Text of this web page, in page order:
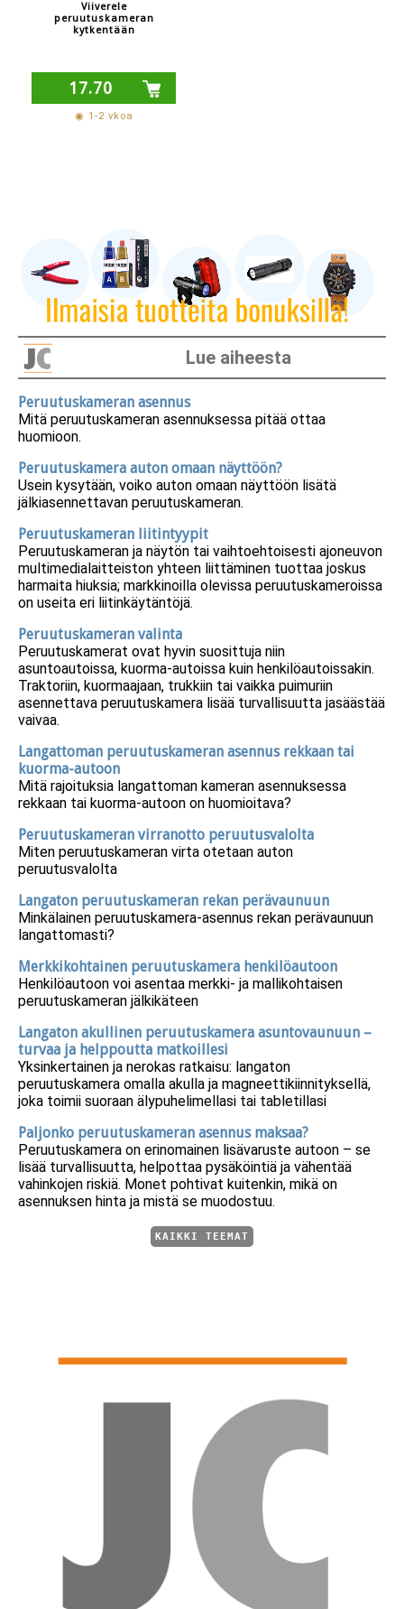
Viiverele
peruutuskameran
kytkentään
17.70
◉ 1-2 vkoa
Lue aiheesta
Peruutuskameran asennus
Mitä peruutuskameran asennuksessa pitää ottaa
huomioon.
Peruutuskamera auton omaan näyttöön?
Usein kysytään, voiko auton omaan näyttöön lisätä
jälkiasennettavan peruutuskameran.
Peruutuskameran liitintyypit
Peruutuskameran ja näytön tai vaihtoehtoisesti ajoneuvon
multimedialaitteiston yhteen liittäminen tuottaa joskus
harmaita hiuksia; markkinoilla olevissa peruutuskameroissa
on useita eri liitinkäytäntöjä.
Peruutuskameran valinta
Peruutuskamerat ovat hyvin suosittuja niin
asuntoautoissa, kuorma-autoissa kuin henkilöautoissakin.
Traktoriin, kuormaajaan, trukkiin tai vaikka puimuriin
asennettava peruutuskamera lisää turvallisuutta jasäästää
vaivaa.
Langattoman peruutuskameran asennus rekkaan tai
kuorma-autoon
Mitä rajoituksia langattoman kameran asennuksessa
rekkaan tai kuorma-autoon on huomioitava?
Peruutuskameran virranotto peruutusvalolta
Miten peruutuskameran virta otetaan auton
peruutusvalolta
Langaton peruutuskameran rekan perävaunuun
Minkälainen peruutuskamera-asennus rekan perävaunuun
langattomasti?
Merkkikohtainen peruutuskamera henkilöautoon
Henkilöautoon voi asentaa merkki- ja mallikohtaisen
peruutuskameran jälkikäteen
Langaton akullinen peruutuskamera asuntovaunuun –
turvaa ja helppoutta matkoillesi
Yksinkertainen ja nerokas ratkaisu: langaton
peruutuskamera omalla akulla ja magneettikiinnityksellä,
joka toimii suoraan älypuhelimellasi tai tabletillasi
Paljonko peruutuskameran asennus maksaa?
Peruutuskamera on erinomainen lisävaruste autoon – se
lisää turvallisuutta, helpottaa pysäköintiä ja vähentää
vahinkojen riskiä. Monet pohtivat kuitenkin, mikä on
asennuksen hinta ja mistä se muodostuu.
KAIKKI TEEMAT